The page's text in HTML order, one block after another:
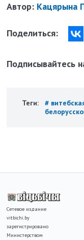
Автор: Кацярына
Поделиться:
Подписывайтесь
Теги: #
Сетевое издание
vitbichi.by
зарегистрировано
Министерством